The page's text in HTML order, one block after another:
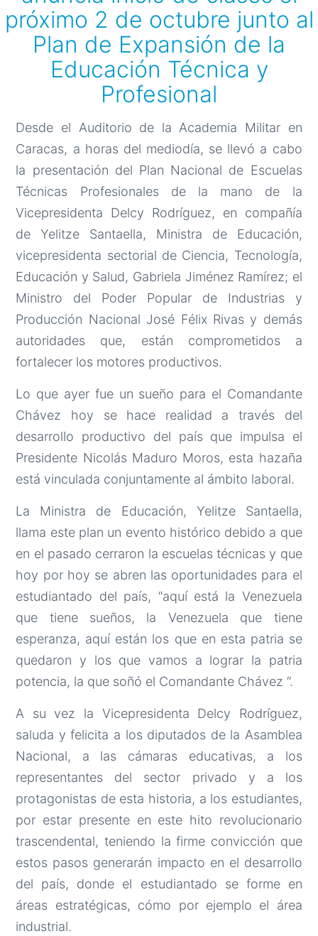
próximo 2 de octubre junto al
Plan de Expansión de la
Educación Técnica y
Profesional
Desde el Auditorio de la Academia Militar en
Caracas, a horas del mediodía, se llevó a cabo
la presentación del Plan Nacional de Escuelas
Técnicas Profesionales de la mano de la
Vicepresidenta Delcy Rodríguez, en compañía
de Yelitze Santaella, Ministra de Educación,
vicepresidenta sectorial de Ciencia, Tecnología,
Educación y Salud, Gabriela Jiménez Ramírez; el
Ministro del Poder Popular de Industrias y
Producción Nacional José Félix Rivas y demás
autoridades que, están comprometidos a
fortalecer los motores productivos.
Lo que ayer fue un sueño para el Comandante
Chávez hoy se hace realidad a través del
desarrollo productivo del país que impulsa el
Presidente Nicolás Maduro Moros, esta hazaña
está vinculada conjuntamente al ámbito laboral.
La Ministra de Educación, Yelitze Santaella,
llama este plan un evento histórico debido a que
en el pasado cerraron la escuelas técnicas y que
hoy por hoy se abren las oportunidades para el
estudiantado del país, “aquí está la Venezuela
que tiene sueños, la Venezuela que tiene
esperanza, aquí están los que en esta patria se
quedaron y los que vamos a lograr la patria
potencia, la que soñó el Comandante Chávez “.
A su vez la Vicepresidenta Delcy Rodríguez,
saluda y felicita a los diputados de la Asamblea
Nacional, a las cámaras educativas, a los
representantes del sector privado y a los
protagonistas de esta historia, a los estudiantes,
por estar presente en este hito revolucionario
trascendental, teniendo la firme convicción que
estos pasos generarán impacto en el desarrollo
del país, donde el estudiantado se forme en
áreas estratégicas, cómo por ejemplo el área
industrial.